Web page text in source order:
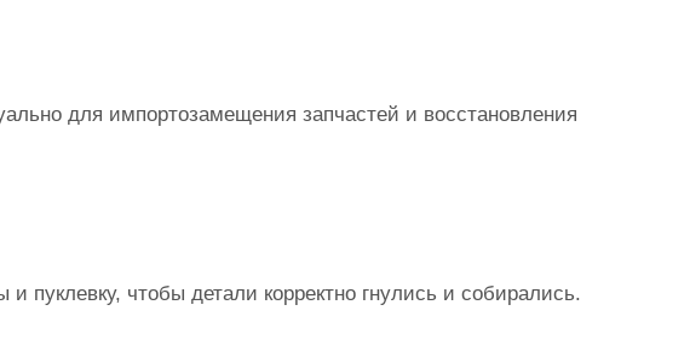
для импортозамещения запчастей и восстановления
пуклевку, чтобы детали корректно гнулись и собирались.